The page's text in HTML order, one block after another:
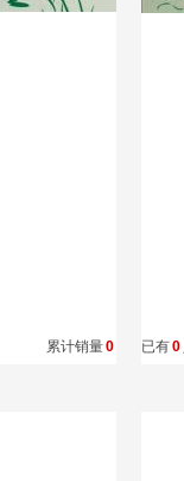
累计销量0 已有0